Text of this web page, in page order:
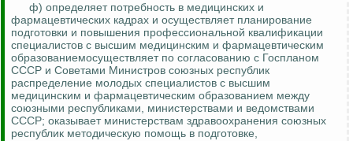
ф) определяет потребность в медицинских и
фармацевтических кадрах и осуществляет планирование
подготовки и повышения профессиональной квалификации
специалистов с высшим медицинским и фармацевтическим
образованиемосуществляет по согласованию с Госпланом
СССР и Советами Министров союзных республик
распределение молодых специалистов с высшим
медицинским и фармацевтическим образованием между
союзными республиками, министерствами и ведомствами
СССР; оказывает министерствам здравоохранения союзных
республик методическую помощь в подготовке,